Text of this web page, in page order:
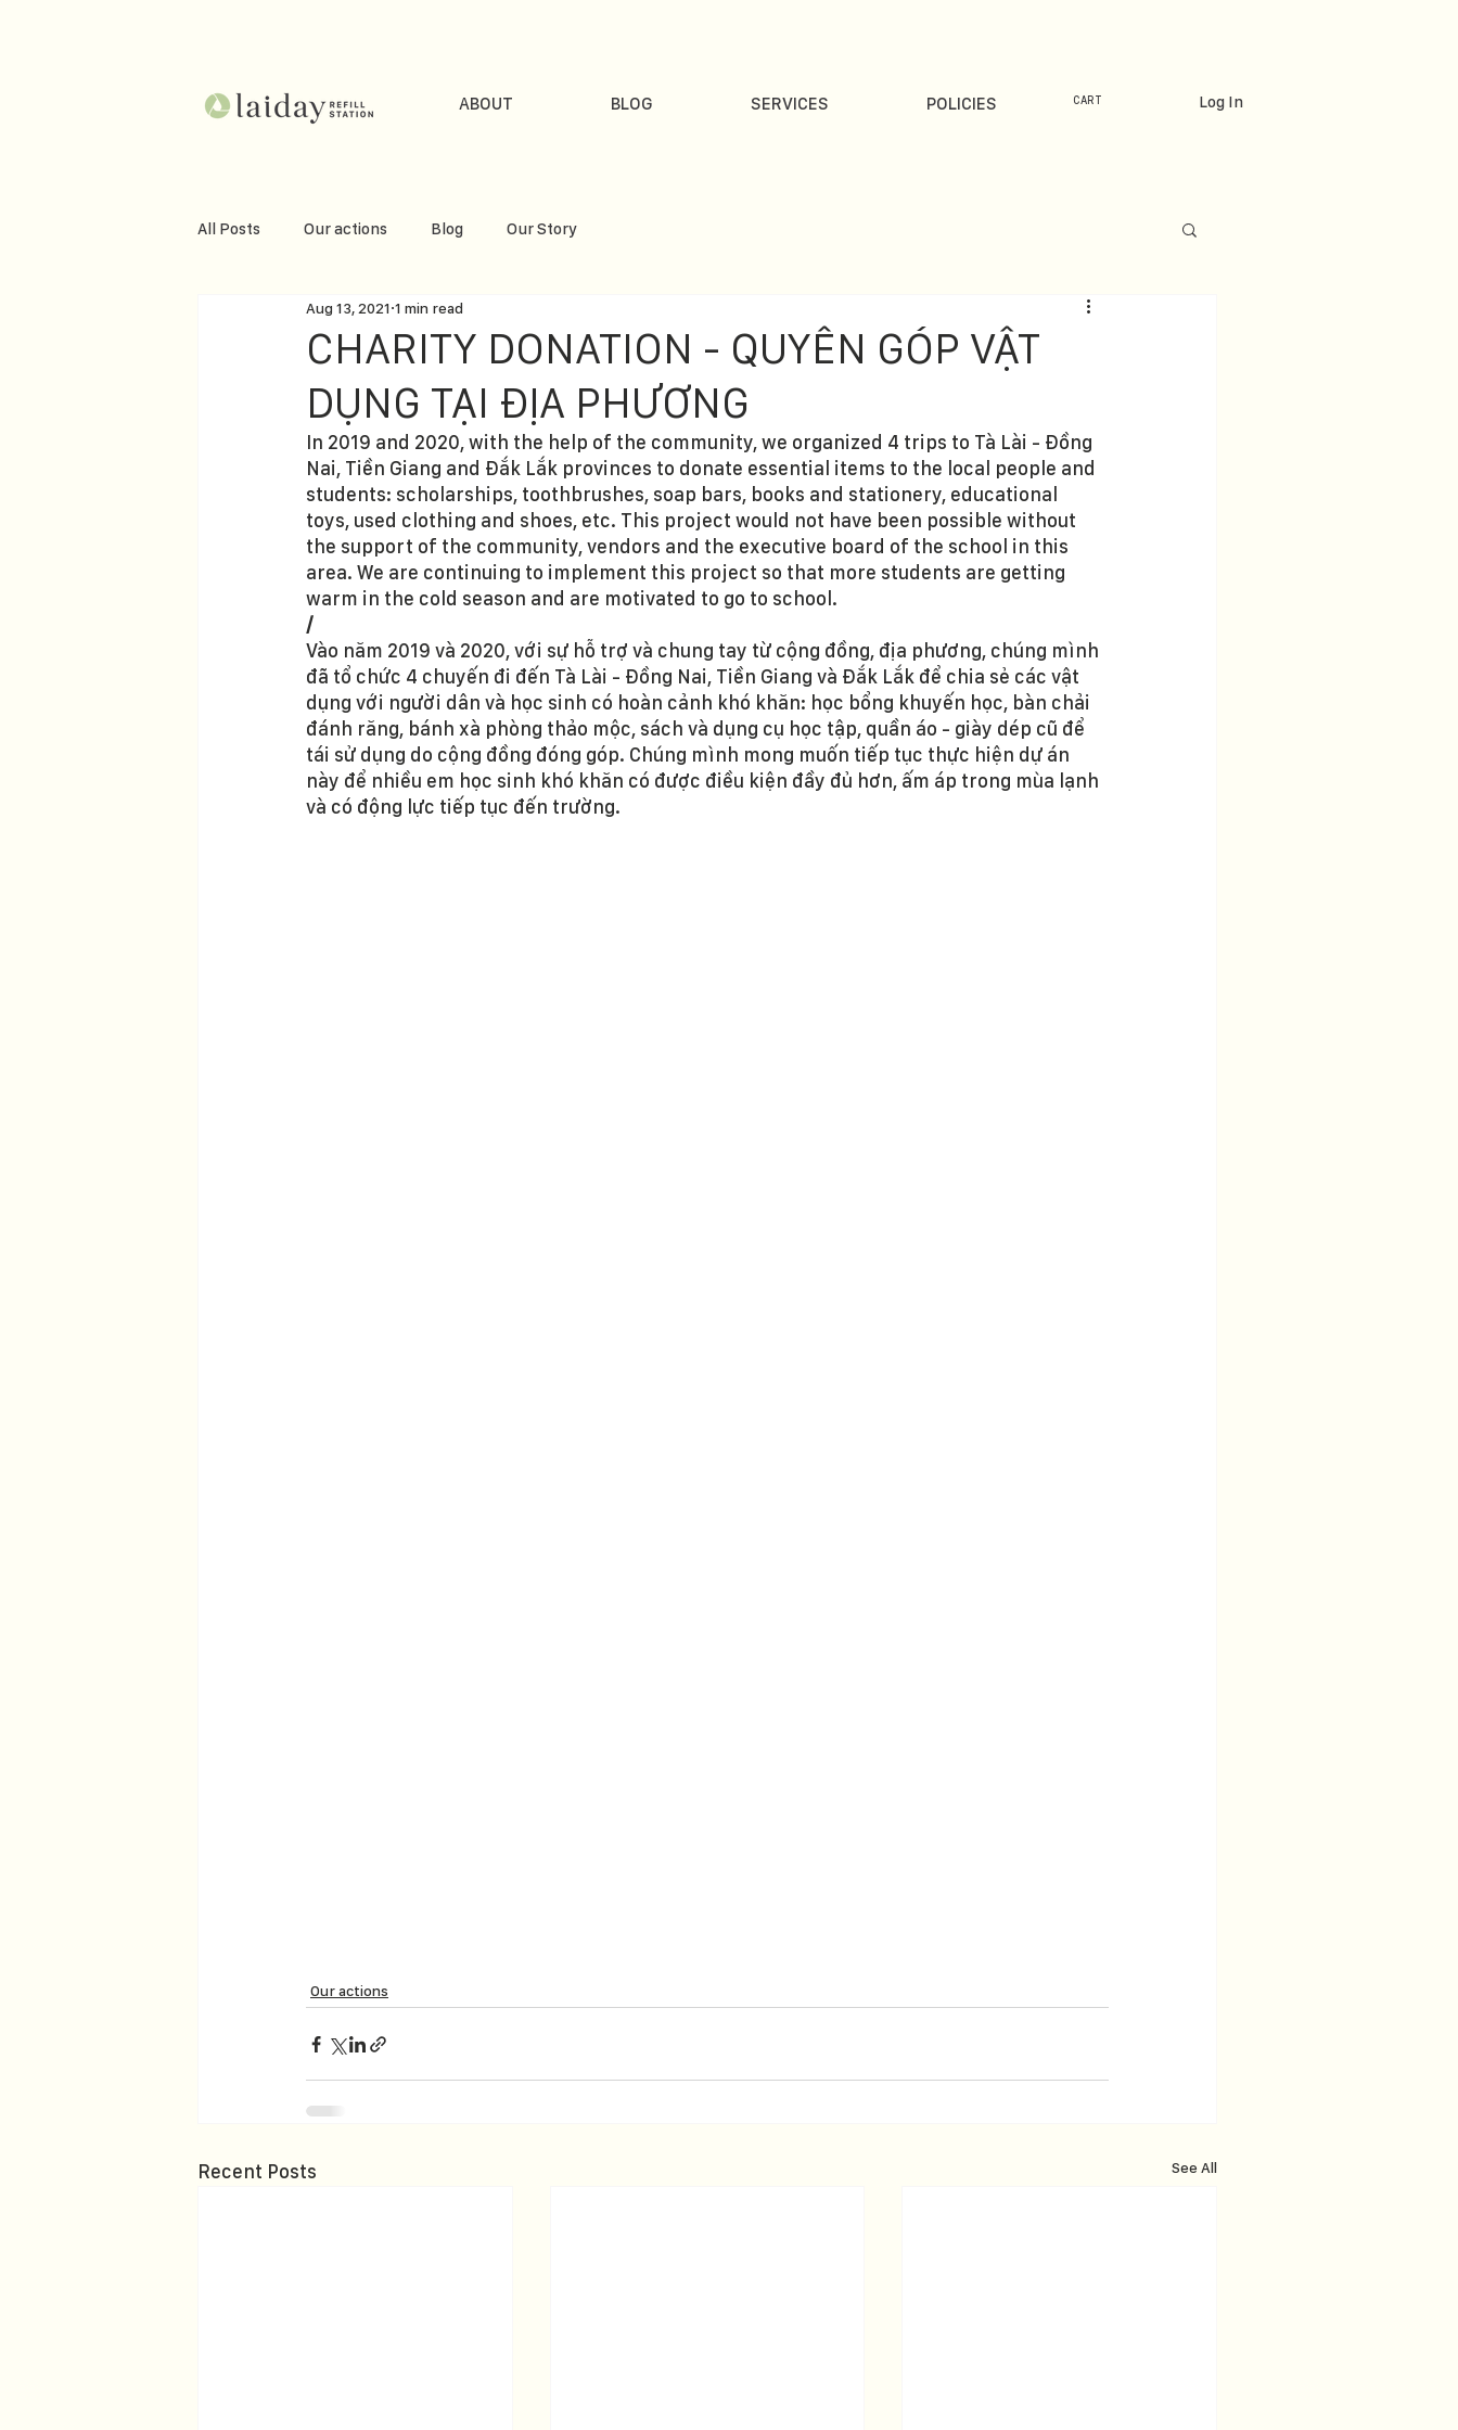
ABOUT BLOG SERVICES POLICIES CART Log In
All Posts Our actions Blog Our Story
CHARITY DONATION - QUYÊN GÓP VẬT
DỤNG TẠI ĐỊA PHƯƠNG
Aug 13, 2021 1 min read
In 2019 and 2020, with the help of the community, we organized 4 trips to Tà Lài - Đồng
Nai, Tiền Giang and Đắk Lắk provinces to donate essential items to the local people and
students: scholarships, toothbrushes, soap bars, books and stationery, educational
toys, used clothing and shoes, etc. This project would not have been possible without
the support of the community, vendors and the executive board of the school in this
area. We are continuing to implement this project so that more students are getting
warm in the cold season and are motivated to go to school.
/
Vào năm 2019 và 2020, với sự hỗ trợ và chung tay từ cộng đồng, địa phương, chúng mình
đã tổ chức 4 chuyến đi đến Tà Lài - Đồng Nai, Tiền Giang và Đắk Lắk để chia sẻ các vật
dụng với người dân và học sinh có hoàn cảnh khó khăn: học bổng khuyến học, bàn chải
đánh răng, bánh xà phòng thảo mộc, sách và dụng cụ học tập, quần áo - giày dép cũ để
tái sử dụng do cộng đồng đóng góp. Chúng mình mong muốn tiếp tục thực hiện dự án
này để nhiều em học sinh khó khăn có được điều kiện đầy đủ hơn, ấm áp trong mùa lạnh
và có động lực tiếp tục đến trường.
Our actions
Recent Posts See All